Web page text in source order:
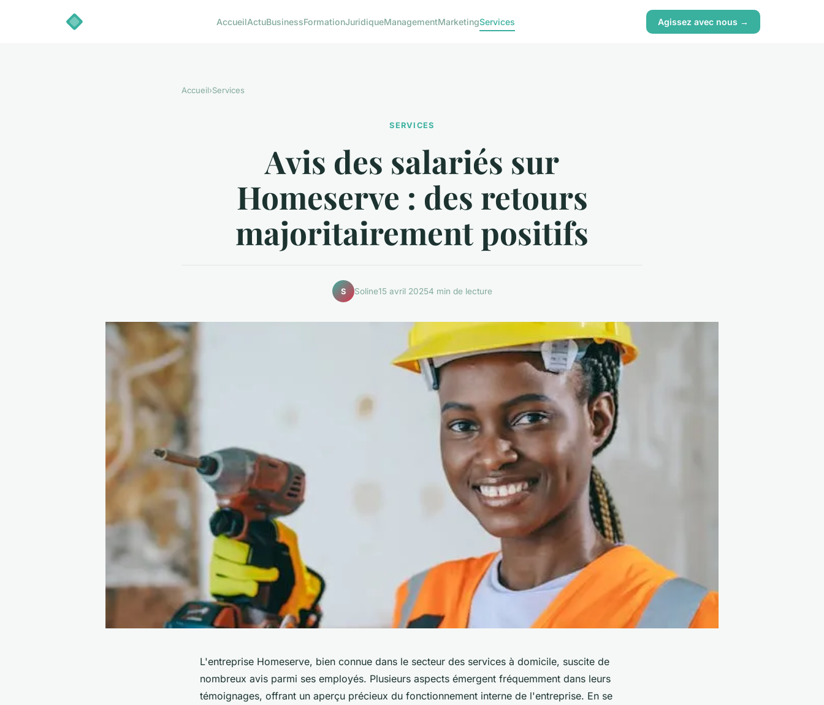
AccueilActuBusinessFormationJuridiqueManagementMarketingServices Agissez avec nous →
Accueil›Services
SERVICES
Avis des salariés sur
Homeserve : des retours
majoritairement positifs
S Soline15 avril 20254 min de lecture
L'entreprise Homeserve, bien connue dans le secteur des services à domicile, suscite de
nombreux avis parmi ses employés. Plusieurs aspects émergent fréquemment dans leurs
témoignages, offrant un aperçu précieux du fonctionnement interne de l'entreprise. En se